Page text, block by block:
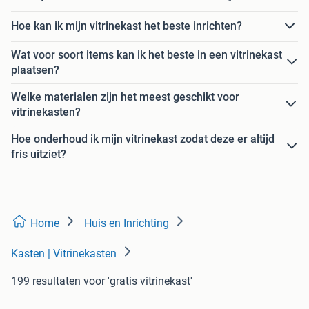
Hoe kan ik mijn vitrinekast het beste inrichten?
Wat voor soort items kan ik het beste in een vitrinekast
plaatsen?
Welke materialen zijn het meest geschikt voor
vitrinekasten?
Hoe onderhoud ik mijn vitrinekast zodat deze er altijd
fris uitziet?
Home Huis en Inrichting
Kasten | Vitrinekasten
199 resultaten voor 'gratis vitrinekast'